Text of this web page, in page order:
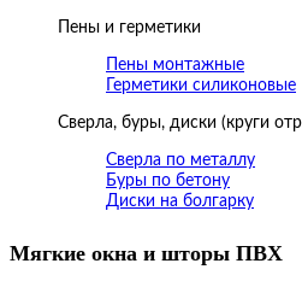
Пены и герметики
Пены монтажные
Герметики силиконовые
Сверла, буры, диски (круги
Сверла по металлу
Буры по бетону
Диски на болгарку
Мягкие окна и шторы ПВХ